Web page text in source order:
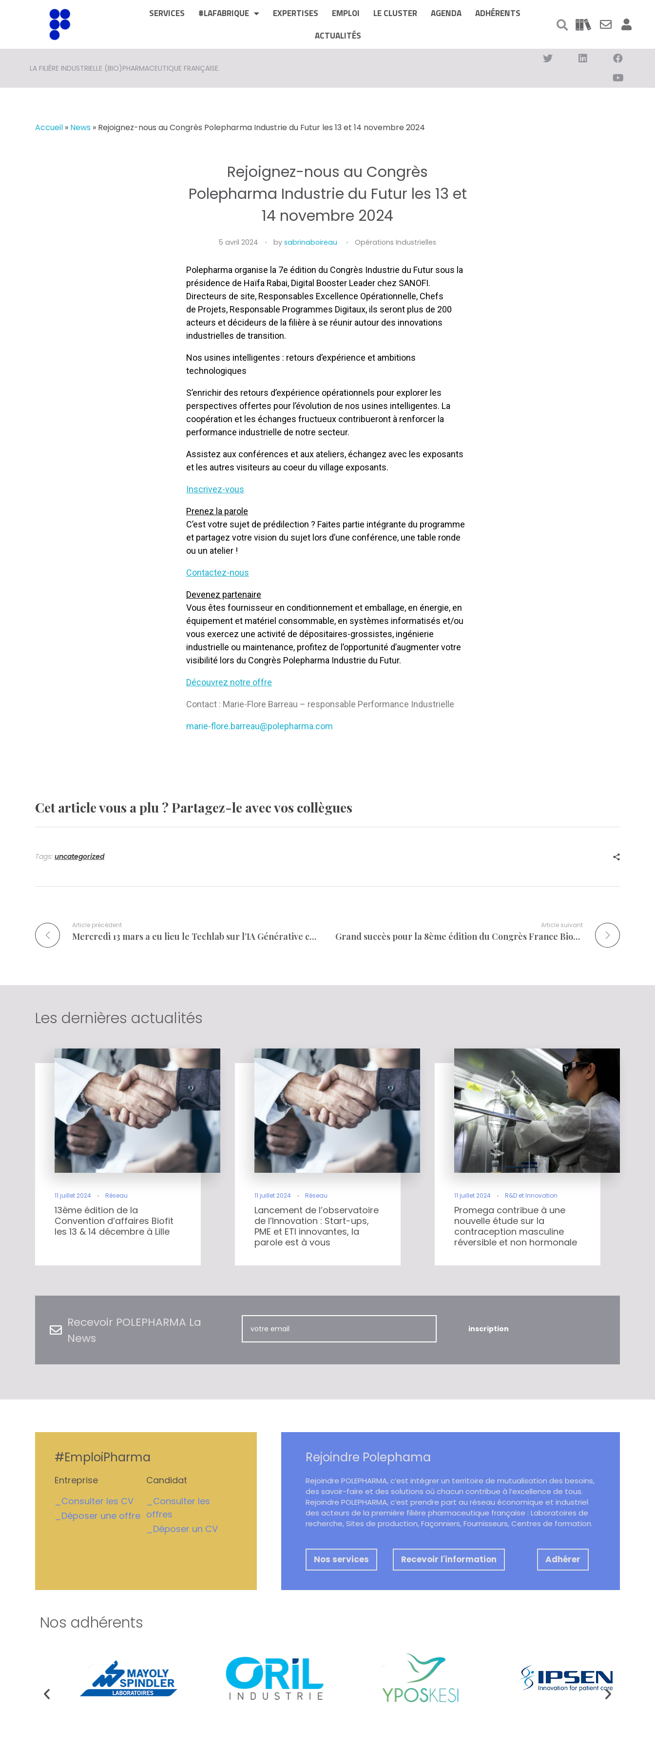
SERVICES #LAFABRIQUE EXPERTISES EMPLOI LE CLUSTER AGENDA
ADHÉRENTS
ACTUALITÉS
LA FILIÈRE INDUSTRIELLE (BIO)PHARMACEUTIQUE FRANÇAISE.
Accueil » News » Rejoignez-nous au Congrès Polepharma Industrie du Futur les 13 et 14 novembre 2024
Rejoignez-nous au Congrès
Polepharma Industrie du Futur les 13 et
14 novembre 2024
5 avril 2024 by sabrinaboireau Opérations Industrielles
Polepharma organise la 7e édition du Congrès Industrie du Futur sous la
présidence de Haïfa Rabai, Digital Booster Leader chez SANOFI.
Directeurs de site, Responsables Excellence Opérationnelle, Chefs
de Projets, Responsable Programmes Digitaux, ils seront plus de 200
acteurs et décideurs de la filière à se réunir autour des innovations
industrielles de transition.
Nos usines intelligentes : retours d’expérience et ambitions
technologiques
S’enrichir des retours d’expérience opérationnels pour explorer les
perspectives offertes pour l’évolution de nos usines intelligentes. La
coopération et les échanges fructueux contribueront à renforcer la
performance industrielle de notre secteur.
Assistez aux conférences et aux ateliers, échangez avec les exposants
et les autres visiteurs au coeur du village exposants.
Inscrivez-vous
Prenez la parole
C’est votre sujet de prédilection ? Faites partie intégrante du programme
et partagez votre vision du sujet lors d’une conférence, une table ronde
ou un atelier !
Contactez-nous
Devenez partenaire
Vous êtes fournisseur en conditionnement et emballage, en énergie, en
équipement et matériel consommable, en systèmes informatisés et/ou
vous exercez une activité de dépositaires-grossistes, ingénierie
industrielle ou maintenance, profitez de l’opportunité d’augmenter votre
visibilité lors du Congrès Polepharma Industrie du Futur.
Découvrez notre offre
Contact : Marie-Flore Barreau – responsable Performance Industrielle
marie-flore.barreau@polepharma.com
Cet article vous a plu ? Partagez-le avec vos collègues
Tags: uncategorized
Article précédent
Mercredi 13 mars a eu lieu le Techlab sur l’IA Générative chez Novo Nordisk
Article suivant
Grand succès pour la 8ème édition du Congrès France Bioproduction coorganisée par Medicen et Polepharma
Les dernières actualités
11 juillet 2024 Réseau
13ème édition de la
Convention d’affaires Biofit
les 13 & 14 décembre à Lille
11 juillet 2024 Réseau
Lancement de l’observatoire
de l’Innovation : Start-ups,
PME et ETI innovantes, la
parole est à vous
11 juillet 2024 R&D et Innovation
Promega contribue à une
nouvelle étude sur la
contraception masculine
réversible et non hormonale
Recevoir POLEPHARMA La
News
#EmploiPharma
Entreprise
_Consulter les CV
_Déposer une offre
Candidat
_Consulter les
offres
_Déposer un CV
Rejoindre Polephama
Rejoindre POLEPHARMA, c’est intégrer un territoire de mutualisation des besoins,
des savoir-faire et des solutions où chacun contribue à l’excellence de tous.
Rejoindre POLEPHARMA, c’est prendre part au réseau économique et industriel
des acteurs de la première filière pharmaceutique française : Laboratoires de
recherche, Sites de production, Façonniers, Fournisseurs, Centres de formation.
Nos services Recevoir l'information Adhérer
Nos adhérents